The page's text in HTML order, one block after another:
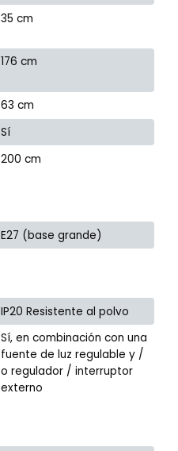
35 cm
176 cm
63 cm
Sí
200 cm
E27 (base grande)
IP20 Resistente al polvo
Sí, en combinación con una
fuente de luz regulable y /
o regulador / interruptor
externo